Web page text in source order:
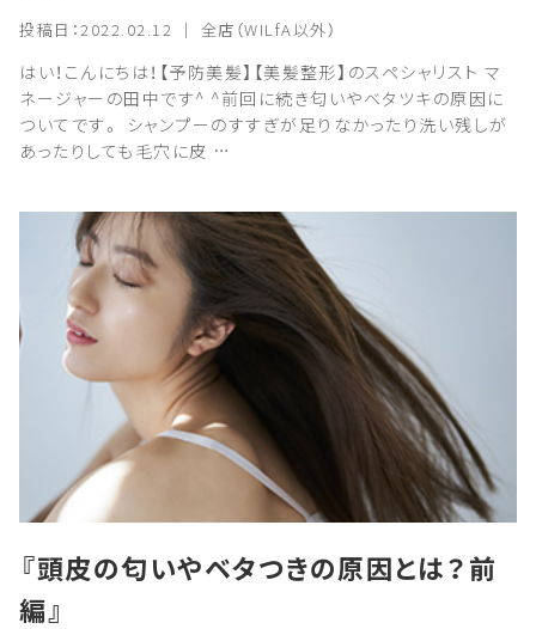
投稿日：2022.02.12 ｜ 全店（WILfA以外）
はい！こんにちは！【予防美髪】【美髪整形】のスペシャリスト マ
ネージャーの田中です^ ^前回に続き匂いやベタツキの原因に
ついてです。 シャンプーのすすぎが足りなかったり洗い残しが
あったりしても毛穴に皮 …
『頭皮の匂いやベタつきの原因とは？前
編』